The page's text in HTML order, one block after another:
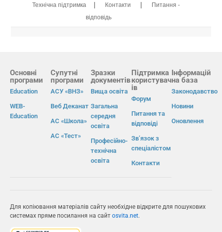
Технічна підтримка | Контакти |
Питання -
відповідь
Основні
програми
Education
WEB-
Education
Супутні
програми
АСУ «ВНЗ»
Веб Деканат
АС «Школа»
АС «Тест»
Зразки
документів
Вища освіта
Загальна
середня
освіта
Професійно-
технічна
освіта
Підтримка
користувач
ів
Форум
Питання та
відповіді
Зв’язок з
спеціалістом
Контакти
Інформацій
на база
Законодавство
Новини
Оновлення
Для копіювання матеріалів сайту необхідне відкрите для пошукових
системах пряме посилання на сайт osvita.net.